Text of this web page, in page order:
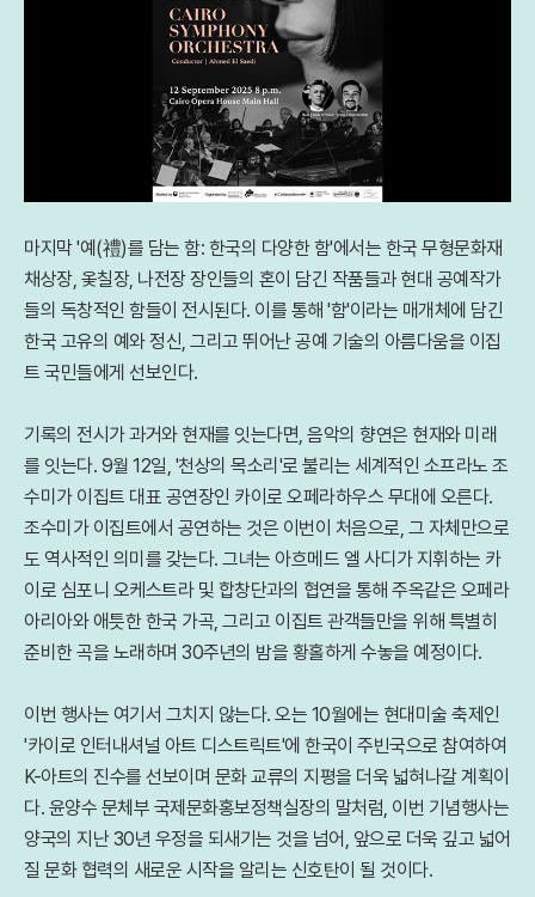
마지막 '예(禮)를 담는 함: 한국의 다양한 함'에서는 한국 무형문화재
채상장, 옻칠장, 나전장 장인들의 혼이 담긴 작품들과 현대 공예작가
들의 독창적인 함들이 전시된다. 이를 통해 '함'이라는 매개체에 담긴
한국 고유의 예와 정신, 그리고 뛰어난 공예 기술의 아름다움을 이집
트 국민들에게 선보인다.
기록의 전시가 과거와 현재를 잇는다면, 음악의 향연은 현재와 미래
를 잇는다. 9월 12일, '천상의 목소리'로 불리는 세계적인 소프라노 조
수미가 이집트 대표 공연장인 카이로 오페라하우스 무대에 오른다.
조수미가 이집트에서 공연하는 것은 이번이 처음으로, 그 자체만으로
도 역사적인 의미를 갖는다. 그녀는 아흐메드 엘 사디가 지휘하는 카
이로 심포니 오케스트라 및 합창단과의 협연을 통해 주옥같은 오페라
아리아와 애틋한 한국 가곡, 그리고 이집트 관객들만을 위해 특별히
준비한 곡을 노래하며 30주년의 밤을 황홀하게 수놓을 예정이다.
이번 행사는 여기서 그치지 않는다. 오는 10월에는 현대미술 축제인
'카이로 인터내셔널 아트 디스트릭트'에 한국이 주빈국으로 참여하여
K-아트의 진수를 선보이며 문화 교류의 지평을 더욱 넓혀나갈 계획이
다. 윤양수 문체부 국제문화홍보정책실장의 말처럼, 이번 기념행사는
양국의 지난 30년 우정을 되새기는 것을 넘어, 앞으로 더욱 깊고 넓어
질 문화 협력의 새로운 시작을 알리는 신호탄이 될 것이다.